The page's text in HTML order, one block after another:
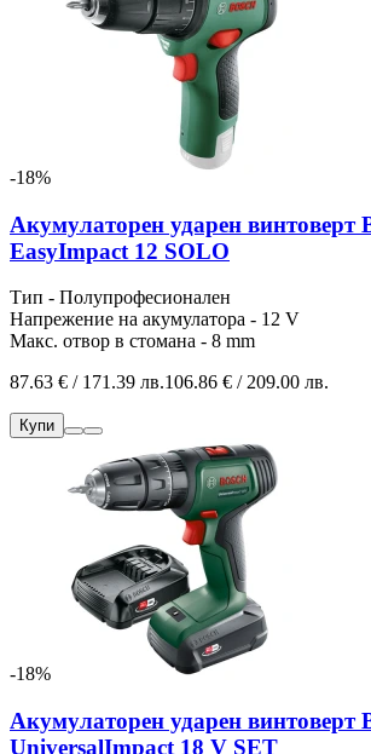
-18%
Акумулаторен ударен винтоверт
EasyImpact 12 SOLO
Тип - Полупрофесионален
Напрежение на акумулатора - 12 V
Макс. отвор в стомана - 8 mm
87.63 € / 171.39 лв.106.86 € / 209.00 лв.
Купи
-18%
Акумулаторен ударен винтоверт
UniversalImpact 18 V SET